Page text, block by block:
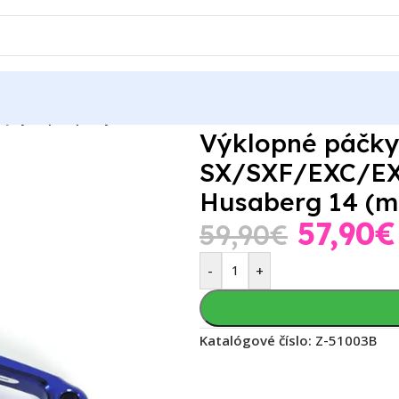
Výklopné
SX/SXF/EXC/
Husaberg 14
59,90€ 57,90€
- +
Katalógové číslo: Z-51003B